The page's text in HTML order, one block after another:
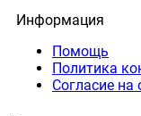
Информация
Помощь
Политика
Согласие